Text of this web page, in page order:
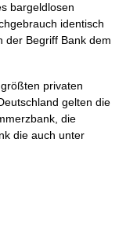
bargeldlosen
identisch
der Begriff Bank dem
privaten
gelten die
die
die auch unter